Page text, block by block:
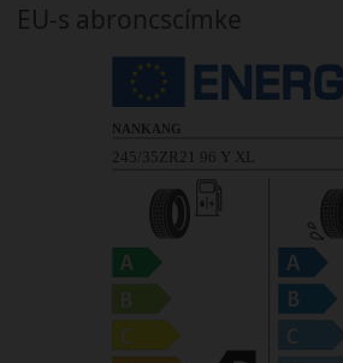
EU-s abroncscímke